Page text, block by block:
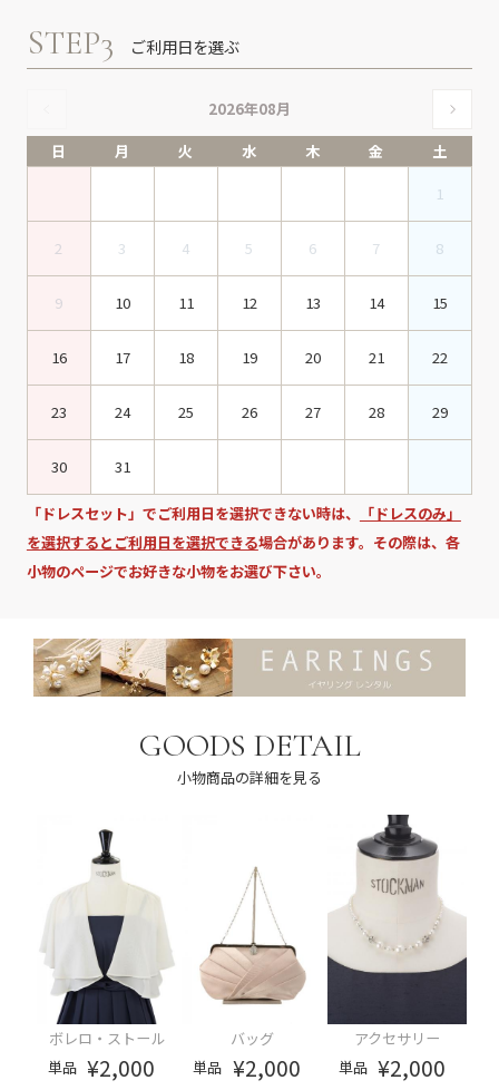
STEP3 ご利用日を選ぶ
2026年08月
日
月 火 水 木 金
土
1
2 3 4 5 6 7 8
9 10 11 12 13 14 15
16 17 18 19 20 21 22
23 24 25 26 27 28 29
30 31
「ドレスセット」でご利用日を選択できない時は、
「ドレスのみ」
を選択するとご利用日を選択できる場合があります。その際は、各
小物のページでお好きな小物をお選び下さい。
GOODS DETAIL
小物商品の詳細を見る
ボレロ・ストール
単品 ¥2,000
バッグ
単品 ¥2,000
アクセサリー
単品 ¥2,000